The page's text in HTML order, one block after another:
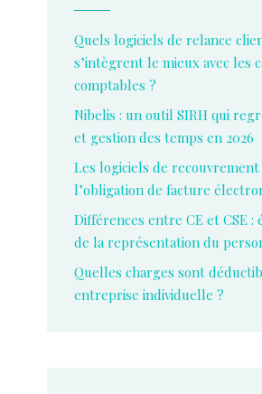
Quels logiciels de relance
s’intègrent le mieux avec les
comptables ?
Nibelis : un outil SIRH qui
et gestion des temps en 2026
Les logiciels de recouvrement
l’obligation de facture
Différences entre CE et CSE :
de la représentation du
Quelles charges sont
entreprise individuelle ?